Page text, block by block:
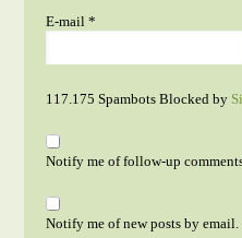
E-mail*
117.175 Spambots Blocked by
Notify me of follow-up
Notify me of new posts by email.